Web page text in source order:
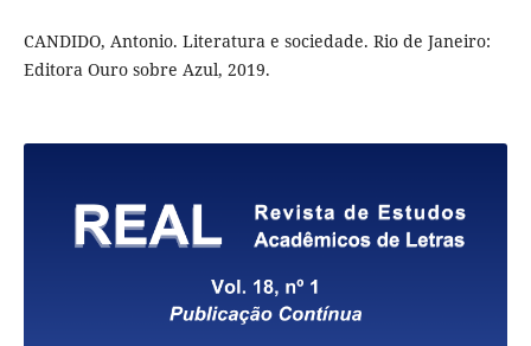
CANDIDO, Antonio. Literatura e sociedade. Rio de Janeiro:
Editora Ouro sobre Azul, 2019.